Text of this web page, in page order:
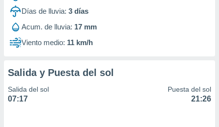
Días de lluvia: 3 días
Acum. de lluvia: 17 mm
Viento medio: 11 km/h
Salida y Puesta del sol
Salida del sol
07:17
Puesta del sol
21:26